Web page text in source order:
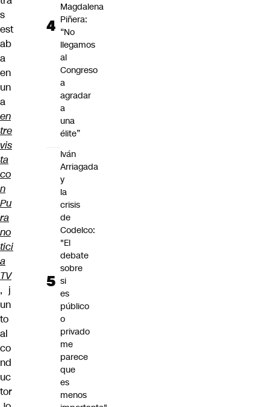
s
est
ab
a
en
un
a
en
tre
vis
ta
co
n
Pu
ra
no
tici
a
TV
, j
un
to
al
co
nd
uc
tor
Magdalena
Piñera:
“No
llegamos
al
Congreso
a
agradar
a
una
élite”
Iván
Arriagada
y
la
crisis
de
Codelco:
"El
debate
sobre
si
es
público
o
privado
me
parece
que
es
menos